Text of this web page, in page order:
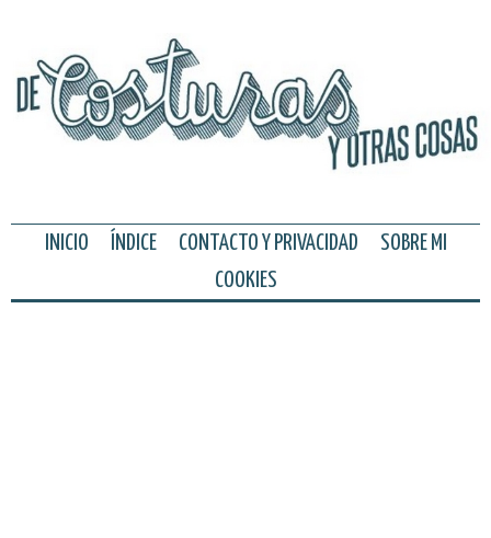
INICIO ÍNDICE CONTACTO Y PRIVACIDAD
SOBRE MI
COOKIES